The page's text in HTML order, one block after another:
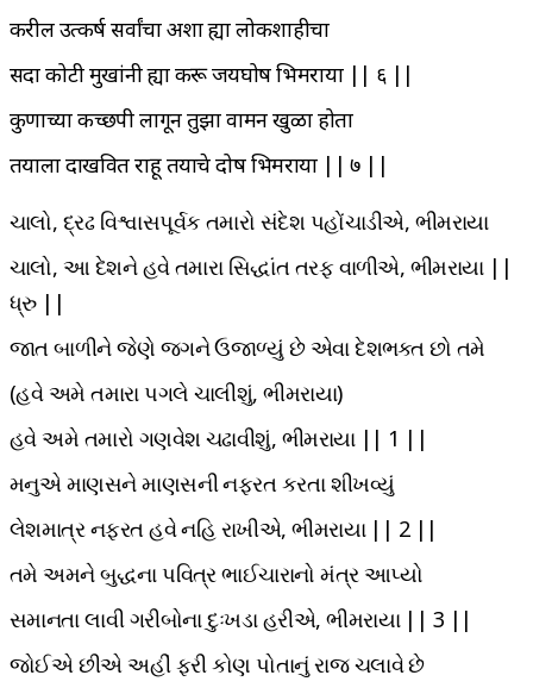
करील उत्कर्ष सर्वांचा अशा ह्या लोकशाहीचा
सदा कोटी मुखांनी ह्या करू जयघोष भिमराया || ६ ||
कुणाच्या कच्छपी लागून तुझा वामन खुळा होता
तयाला दाखवित राहू तयाचे दोष भिमराया || ७ ||
ચાલો, દ્રઢ વિશ્વાસપૂર્વક તમારો સંદેશ પહોંચાડીએ, ભીમરાયા
ચાલો, આ દેશને હવે તમારા સિદ્ધાંત તરફ વાળીએ, ભીમરાયા ||
ધ્રુ ||
જાત બાળીને જેણે જગને ઉજાળ્યું છે એવા દેશભક્ત છો તમે
(હવે અમે તમારા પગલે ચાલીશું, ભીમરાયા)
હવે અમે તમારો ગણવેશ ચઢાવીશું, ભીમરાયા || 1 ||
મનુએ માણસને માણસની નફરત કરતા શીખવ્યું
લેશમાત્ર નફરત હવે નહિ રાખીએ, ભીમરાયા || 2 ||
તમે અમને બુદ્ધના પવિત્ર ભાઈચારાનો મંત્ર આપ્યો
સમાનતા લાવી ગરીબોના દુઃખડા હરીએ, ભીમરાયા || 3 ||
જોઈએ છીએ અહીં ફરી કોણ પોતાનું રાજ ચલાવે છે